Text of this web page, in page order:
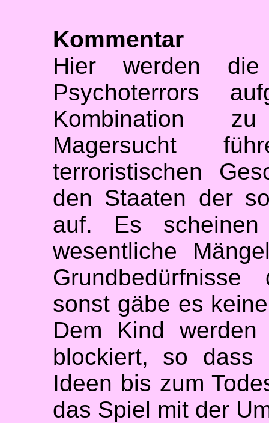
Kommentar
Hier werden die
Psychoterrors
Kombination
Magersucht
terroristischen
den Staaten der
auf. Es
wesentliche
sonst gäbe es
Dem Kind werden
blockiert, so dass
Ideen bis zum
das Spiel mit der